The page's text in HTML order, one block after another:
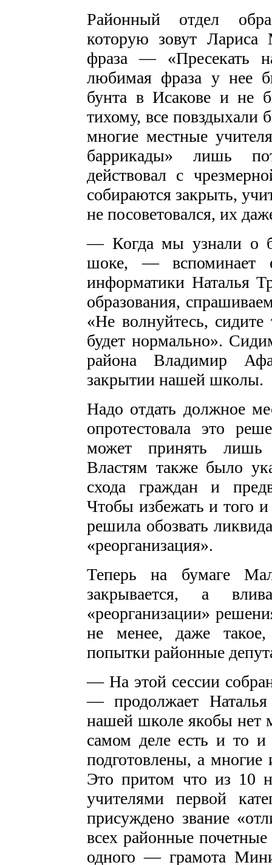
Районный отдел
которую зовут
фраза — «Пресекать
любимая фраза у нее
бунта в Исакове и не
тихому, все повздыхали
многие местные
баррикады» лишь
действовал с
собираются закрыть,
не посоветовался, их
— Когда мы узнали о
шоке, — вспоминает
информатики Наталья
образования,
«Не волнуйтесь,
будет нормально».
района Владимир
закрытии нашей школы.
Надо отдать должное
опротестовала это
может принять лишь
Властям также было
схода граждан и
Чтобы избежать и того
решила обозвать
«реорганизация».
Теперь на бумаге
закрывается, а
«реорганизации»
не менее, даже
попытки районные
— На этой сессии
— продолжает
нашей школе якобы нет
самом деле есть и то
подготовлены, а
Это притом что из 10
учителями первой
присуждено звание
всех районные
одного — грамота